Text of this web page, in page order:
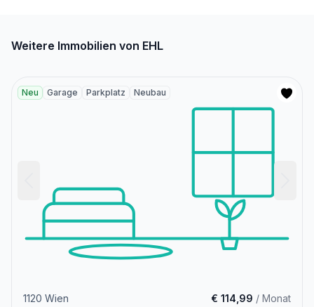
Weitere Immobilien von EHL
Neu Garage Parkplatz Neubau
1120 Wien € 114,99 / Monat